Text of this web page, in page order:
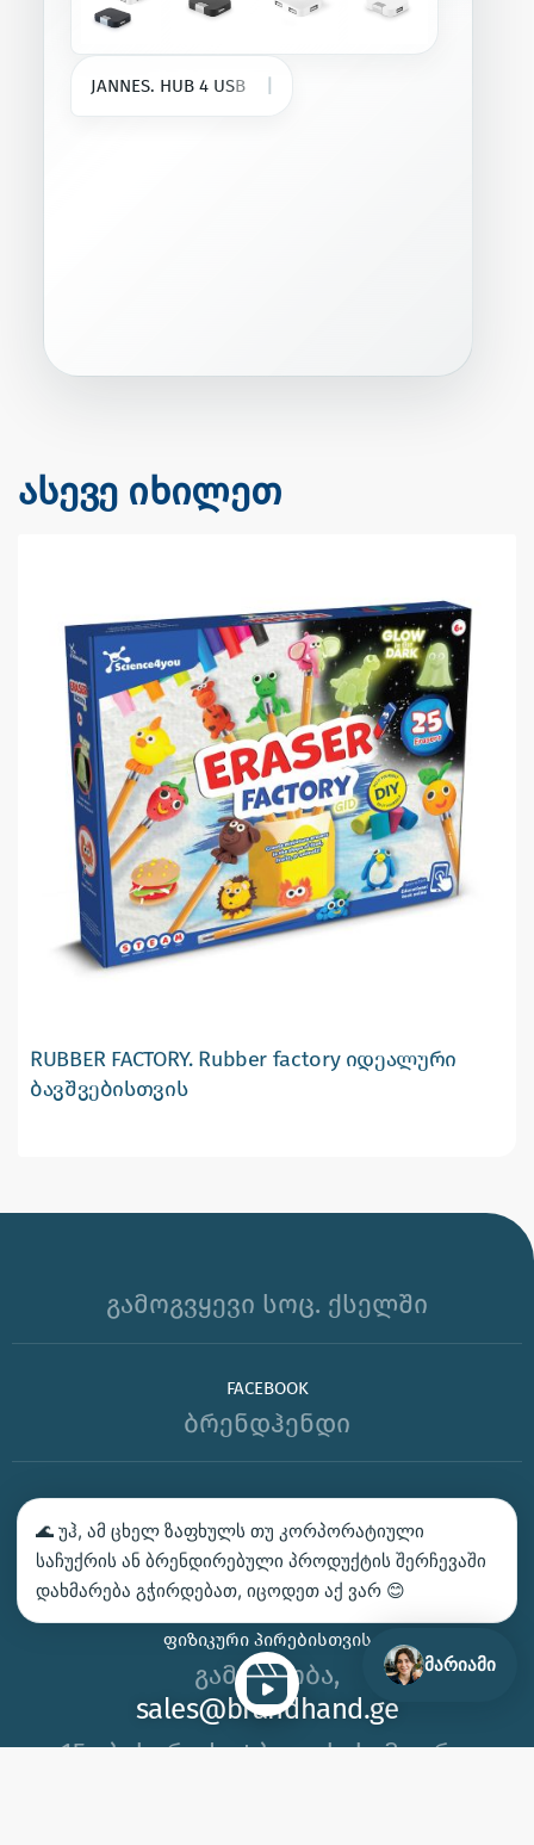
JANNES. HUB 4 USB
ასევე იხილეთ
RUBBER FACTORY. Rubber factory იდეალური
ბავშვებისთვის
გამოგვყევი სოც. ქსელში
FACEBOOK
ბრენდჰენდი
ᲙᲝᲜᲢᲐᲥᲢᲘ
ᲩᲕᲔᲜ ᲛᲝᲒᲕᲬᲝᲜᲡ
ᲤᲘᲖᲘᲙᲣᲠᲘ ᲞᲘᲠᲔᲑᲘᲡᲗᲕᲘᲡ
გამარჯობა,
sales@brandhand.ge
15 აბუსერიძე ტბელის, სამგორი,
მარიამი
🌊 უჰ, ამ ცხელ ზაფხულს თუ კორპორატიული
საჩუქრის ან ბრენდირებული პროდუქტის შერჩევაში
დახმარება გჭირდებათ, იცოდეთ აქ ვარ 😊